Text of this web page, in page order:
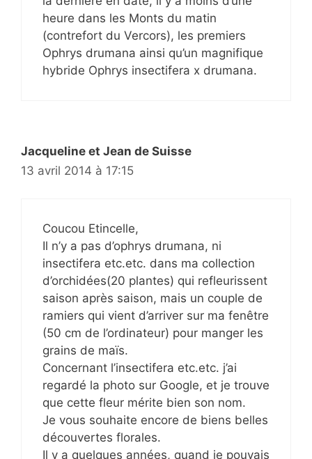
heure dans les Monts du matin
(contrefort du Vercors), les premiers
Ophrys drumana ainsi qu’un magnifique
hybride Ophrys insectifera x drumana.
Jacqueline et Jean de Suisse
13 avril 2014 à 17:15
Coucou Etincelle,
Il n’y a pas d’ophrys drumana, ni
insectifera etc.etc. dans ma collection
d’orchidées(20 plantes) qui refleurissent
saison après saison, mais un couple de
ramiers qui vient d’arriver sur ma fenêtre
(50 cm de l’ordinateur) pour manger les
grains de maïs.
Concernant l’insectifera etc.etc. j’ai
regardé la photo sur Google, et je trouve
que cette fleur mérite bien son nom.
Je vous souhaite encore de biens belles
découvertes florales.
Il y a quelques années, quand je pouvais